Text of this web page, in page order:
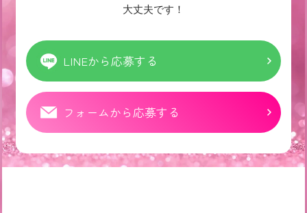
大丈夫です！
LINEから応募する
フォームから応募する